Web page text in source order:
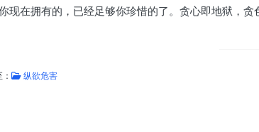
现在拥有的，已经足够你珍惜的了。贪心即地狱，贪
纵欲危害